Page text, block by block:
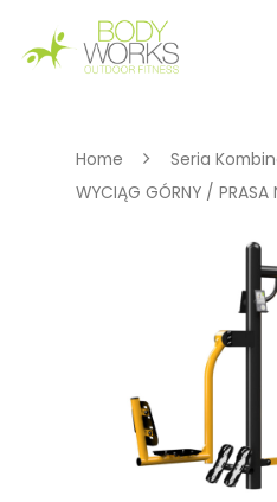
Hit enter to search or
Home
Seria
WYCIĄG GÓRNY / PRASA